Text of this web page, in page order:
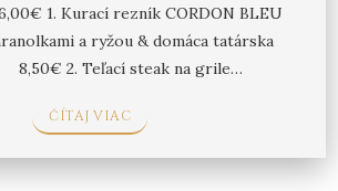
1. Kurací rezník CORDON BLEU
a ryžou & domáca tatárska
2. Teľací steak na grile…
ČÍTAJ VIAC